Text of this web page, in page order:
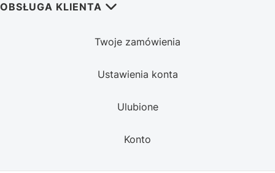
OBSŁUGA KLIENTA
Twoje zamówienia
Ustawienia konta
Ulubione
Konto